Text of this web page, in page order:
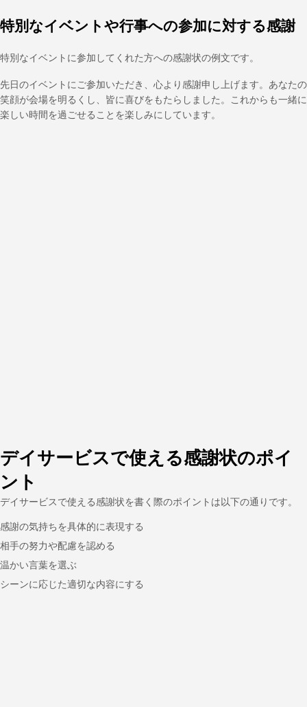
特別なイベントや行事への参加に対する感謝
特別なイベントに参加してくれた方への感謝状の例文です。
先日のイベントにご参加いただき、心より感謝申し上げます。あなたの
笑顔が会場を明るくし、皆に喜びをもたらしました。これからも一緒に
楽しい時間を過ごせることを楽しみにしています。
デイサービスで使える感謝状のポイ
ント
デイサービスで使える感謝状を書く際のポイントは以下の通りです。
感謝の気持ちを具体的に表現する
相手の努力や配慮を認める
温かい言葉を選ぶ
シーンに応じた適切な内容にする